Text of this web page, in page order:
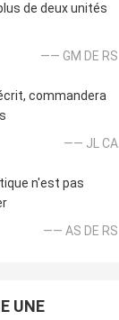
de deux unités
—— GM DE RS
commandera
—— JL CA
n'est pas
—— AS DE RS
UNE